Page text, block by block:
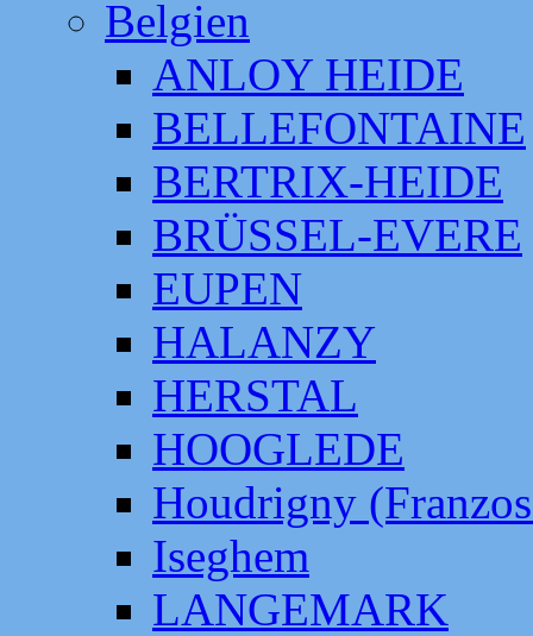
Belgien
ANLOY HEIDE
BELLEFONTAINE
BERTRIX-HEIDE
BRÜSSEL-EVERE
EUPEN
HALANZY
HERSTAL
HOOGLEDE
Houdrigny
Iseghem
LANGEMARK